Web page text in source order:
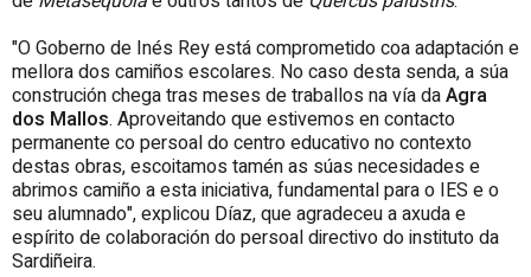
"O Goberno de Inés Rey está comprometido coa adaptación e
mellora dos camiños escolares. No caso desta senda, a súa
construción chega tras meses de traballos na vía daAgra
dos Mallos. Aproveitando que estivemos en contacto
permanente co persoal do centro educativo no contexto
destas obras, escoitamos tamén as súas necesidades e
abrimos camiño a esta iniciativa, fundamental para o IES e o
seu alumnado", explicou Díaz, que agradeceu a axuda e
espírito de colaboración do persoal directivo do instituto da
Sardiñeira.